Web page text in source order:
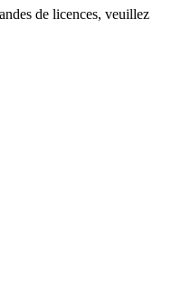
de licences, veuillez